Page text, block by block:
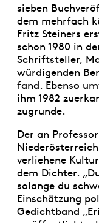
sieben
dem mehrfach
Fritz Steiners
schon 1980 in
Schriftsteller,
würdigenden
fand. Ebenso
ihm 1982
zugrunde.
Der an
verliehene
dem Dichter.
solange du
Einschätzung
Gedichtband